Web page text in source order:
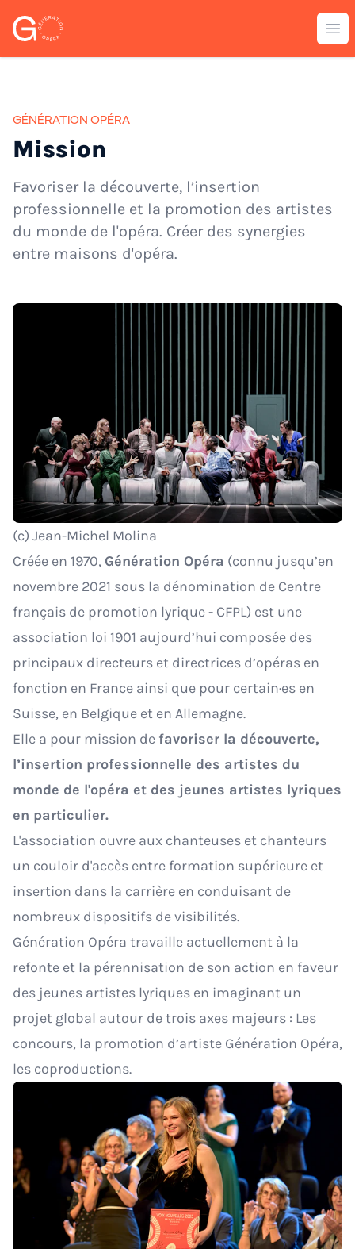
Génération Opéra
GÉNÉRATION OPÉRA
Mission
Favoriser la découverte, l’insertion
professionnelle et la promotion des artistes
du monde de l'opéra. Créer des synergies
entre maisons d'opéra.
(c) Jean-Michel Molina
Créée en 1970, Génération Opéra (connu jusqu’en
novembre 2021 sous la dénomination de Centre
français de promotion lyrique - CFPL) est une
association loi 1901 aujourd’hui composée des
principaux directeurs et directrices d’opéras en
fonction en France ainsi que pour certain·es en
Suisse, en Belgique et en Allemagne.
Elle a pour mission de favoriser la découverte,
l’insertion professionnelle des artistes du
monde de l'opéra et des jeunes artistes lyriques
en particulier.
L'association ouvre aux chanteuses et chanteurs
un couloir d'accès entre formation supérieure et
insertion dans la carrière en conduisant de
nombreux dispositifs de visibilités.
Génération Opéra travaille actuellement à la
refonte et la pérennisation de son action en faveur
des jeunes artistes lyriques en imaginant un
projet global autour de trois axes majeurs : Les
concours, la promotion d’artiste Génération Opéra,
les coproductions.